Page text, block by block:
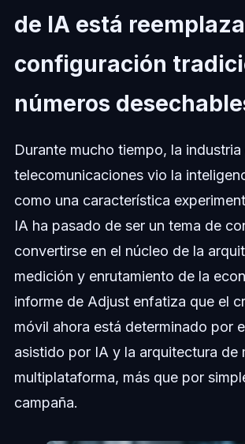
de IA está
configuración
números
Durante mucho tiempo, la industria
telecomunicaciones vio la
como una característica
IA ha pasado de ser un tema de
convertirse en el núcleo de la
medición y enrutamiento de la
informe de Adjust enfatiza que el
móvil ahora está determinado por
asistido por IA y la arquitectura de
multiplataforma, más que por
campaña.